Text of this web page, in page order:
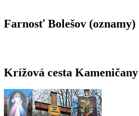
Farnosť Bolešov (oznamy)
Krížová cesta Kameničany